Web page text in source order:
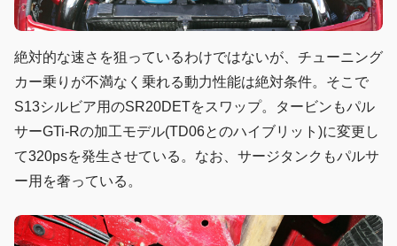
絶対的な速さを狙っているわけではないが、チューニング
カー乗りが不満なく乗れる動力性能は絶対条件。そこで
S13シルビア用のSR20DETをスワップ。タービンもパル
サーGTi-Rの加工モデル(TD06とのハイブリット)に変更し
て320psを発生させている。なお、サージタンクもパルサ
ー用を奢っている。